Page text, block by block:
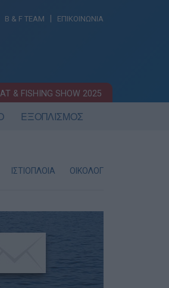
B & F TEAM ΕΠΙΚΟΙΝΩΝΙΑ
& FISHING SHOW 2025
ΕΞΟΠΛΙΣΜΟΣ
ΙΣΤΙΟΠΛΟΙΑ ΟΙΚΟΛΟΓΙΑ